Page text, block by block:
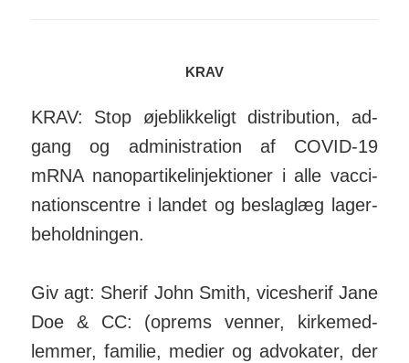
KRAV
KRAV: Stop øje­blik­keligt dis­tri­bution, ad­
gang og ad­mini­stration af COVID-19
mRNA nano­par­tikel­in­jek­tioner i alle vac­ci­
nations­centre i landet og be­slag­læg lager­
be­hold­ningen.
Giv agt: Sherif John Smith, vicesherif Jane
Doe & CC: (op­rems venner, kirke­med­
lemmer, familie, medier og ad­vokater, der